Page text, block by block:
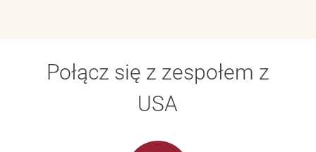
Połącz się z zespołem z
USA